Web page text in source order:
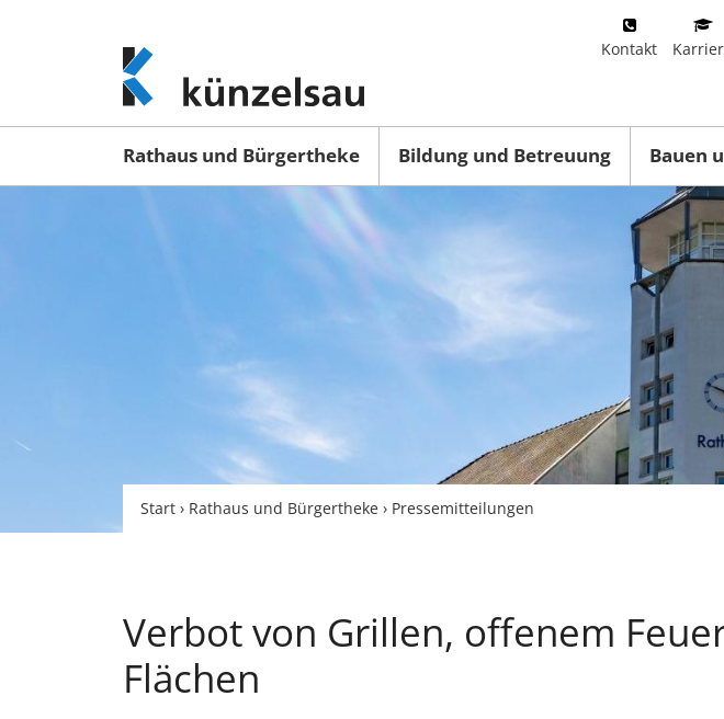
www.kuenzelsau.de
(zur
Startseite)
Kontakt
Rathaus und Bürgertheke Bildung und Betreuung Bauen
Start › Rathaus und Bürgertheke › Pressemitteilungen
Verbot von Grillen, offenem
Flächen